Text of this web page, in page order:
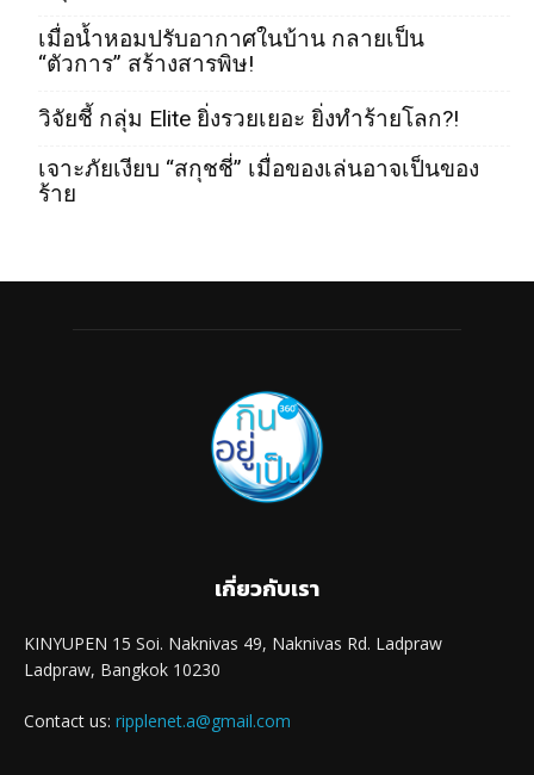
เมื่อน้ำหอมปรับอากาศในบ้าน กลายเป็น
“ตัวการ” สร้างสารพิษ!
วิจัยชี้ กลุ่ม Elite ยิ่งรวยเยอะ ยิ่งทำร้ายโลก?!
เจาะภัยเงียบ “สกุชชี่” เมื่อของเล่นอาจเป็นของ
ร้าย
เกี่ยวกับเรา
KINYUPEN 15 Soi. Naknivas 49, Naknivas Rd. Ladpraw
Ladpraw, Bangkok 10230
Contact us: ripplenet.a@gmail.com